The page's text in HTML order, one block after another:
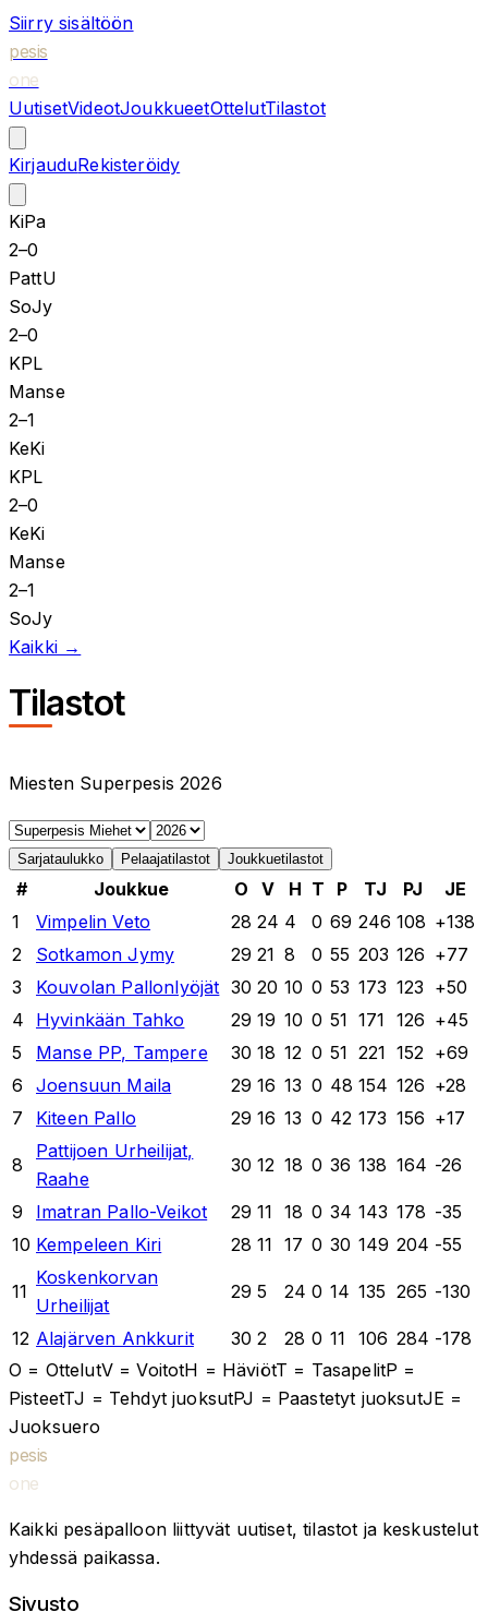
Siirry sisältöön
pesis
one
UutisetVideotJoukkueetOttelutTilastot
KirjauduRekisteröidy
KiPa
2–0
PattU
SoJy
2–0
KPL
Manse
2–1
KeKi
KPL
2–0
KeKi
Manse
2–1
SoJy
Kaikki →
Tilastot
Miesten Superpesis 2026
Sarjataulukko Pelaajatilastot Joukkuetilastot
# Joukkue O V H T P TJ PJ
JE
1
Vimpelin Veto 28 24 4 0 69 246 108 +138
2
Sotkamon Jymy 29 21 8 0 55 203 126 +77
3
Kouvolan Pallonlyöjät 30 20 10 0 53 173 123 +50
4
Hyvinkään Tahko 29 19 10 0 51 171 126 +45
5
Manse PP, Tampere 30 18 12 0 51 221 152 +69
6
Joensuun Maila 29 16 13 0 48 154 126 +28
7
Kiteen Pallo 29 16 13 0 42 173 156 +17
8
Pattijoen Urheilijat,
Raahe
30 12 18 0 36 138 164 -26
9 Imatran Pallo-Veikot 29 11 18 0 34 143 178 -35
10 Kempeleen Kiri 28 11 17 0 30 149 204 -55
11
Koskenkorvan
Urheilijat
29 5 24 0 14 135 265 -130
12 Alajärven Ankkurit 30 2 28 0 11 106 284 -178
O = OttelutV = VoitotH = HäviötT = TasapelitP =
PisteetTJ = Tehdyt juoksutPJ = Paastetyt juoksutJE =
Juoksuero
pesis
one
Kaikki pesäpalloon liittyvät uutiset, tilastot ja keskustelut
yhdessä paikassa.
Sivusto